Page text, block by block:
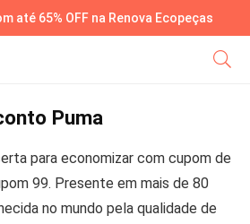
até 65% OFF na Renova Ecopeças
Puma
para economizar com cupom de
99. Presente em mais de 80
no mundo pela qualidade de